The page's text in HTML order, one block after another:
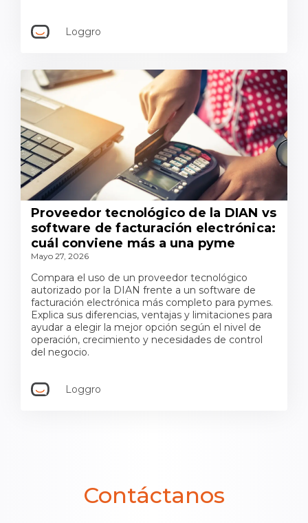
Loggro
Proveedor tecnológico de la DIAN vs
software de facturación electrónica:
cuál conviene más a una pyme
Mayo 27, 2026
Compara el uso de un proveedor tecnológico
autorizado por la DIAN frente a un software de
facturación electrónica más completo para pymes.
Explica sus diferencias, ventajas y limitaciones para
ayudar a elegir la mejor opción según el nivel de
operación, crecimiento y necesidades de control
del negocio.
Loggro
Contáctanos